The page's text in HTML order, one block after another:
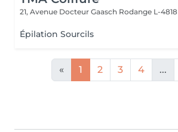
21, Avenue Docteur Gaasch Rodange L-4818
Épilation Sourcils
« 1 2 3 4 ...